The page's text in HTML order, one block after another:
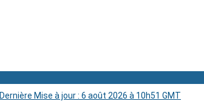
Dernière Mise à jour : 6 août 2026 à 10h51 GMT